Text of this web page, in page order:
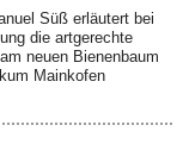
Süß erläutert bei
die artgerechte
neuen Bienenbaum
Mainkofen